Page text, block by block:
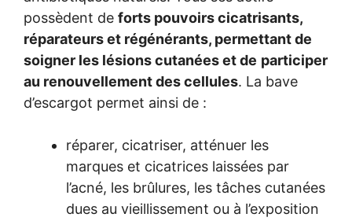
possèdent de forts pouvoirs cicatrisants,
réparateurs et régénérants, permettant de
soigner les lésions cutanées et de participer
au renouvellement des cellules. La bave
d’escargot permet ainsi de :
réparer, cicatriser, atténuer les
marques et cicatrices laissées par
l’acné, les brûlures, les tâches cutanées
dues au vieillissement ou à l’exposition